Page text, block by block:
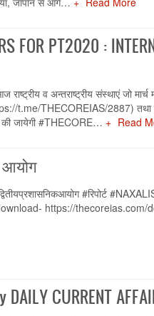
FOR PT2020 :
राष्ट्रीय व अन्तराष्ट्रीय संस्थाएं जो
t.me/THECOREIAS/2887) तथा
की जायेगी #THECORE…
Read
आयोग
#रिपोर्ट
https://thecoreias.com/
CURRENT